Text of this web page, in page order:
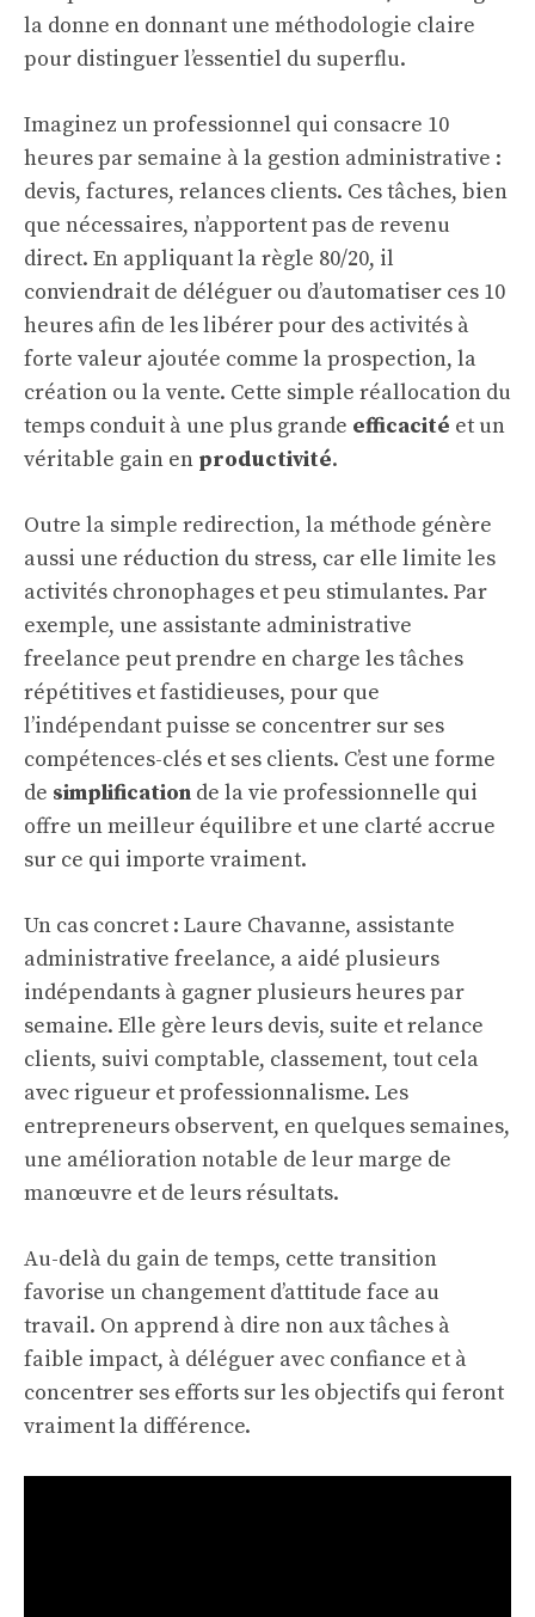
la donne en donnant une méthodologie claire
pour distinguer l’essentiel du superflu.
Imaginez un professionnel qui consacre 10
heures par semaine à la gestion administrative :
devis, factures, relances clients. Ces tâches, bien
que nécessaires, n’apportent pas de revenu
direct. En appliquant la règle 80/20, il
conviendrait de déléguer ou d’automatiser ces 10
heures afin de les libérer pour des activités à
forte valeur ajoutée comme la prospection, la
création ou la vente. Cette simple réallocation du
temps conduit à une plus grande efficacité et un
véritable gain en productivité.
Outre la simple redirection, la méthode génère
aussi une réduction du stress, car elle limite les
activités chronophages et peu stimulantes. Par
exemple, une assistante administrative
freelance peut prendre en charge les tâches
répétitives et fastidieuses, pour que
l’indépendant puisse se concentrer sur ses
compétences-clés et ses clients. C’est une forme
de simplification de la vie professionnelle qui
offre un meilleur équilibre et une clarté accrue
sur ce qui importe vraiment.
Un cas concret : Laure Chavanne, assistante
administrative freelance, a aidé plusieurs
indépendants à gagner plusieurs heures par
semaine. Elle gère leurs devis, suite et relance
clients, suivi comptable, classement, tout cela
avec rigueur et professionnalisme. Les
entrepreneurs observent, en quelques semaines,
une amélioration notable de leur marge de
manœuvre et de leurs résultats.
Au-delà du gain de temps, cette transition
favorise un changement d’attitude face au
travail. On apprend à dire non aux tâches à
faible impact, à déléguer avec confiance et à
concentrer ses efforts sur les objectifs qui feront
vraiment la différence.